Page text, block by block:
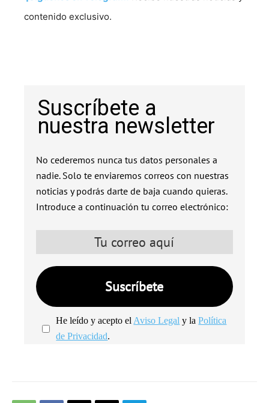
contenido exclusivo.
Suscríbete a
nuestra newsletter
No cederemos nunca tus datos personales a
nadie. Solo te enviaremos correos con nuestras
noticias y podrás darte de baja cuando quieras.
Introduce a continuación tu correo electrónico:
He leído y acepto el Aviso Legal y laPolítica
de Privacidad.